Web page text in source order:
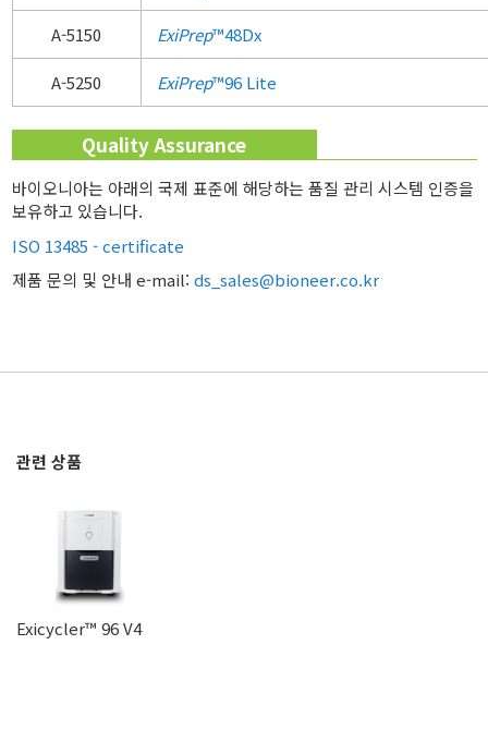
A-5150 ExiPrep™48Dx
A-5250 ExiPrep™96 Lite
Quality Assurance
바이오니아는 아래의 국제 표준에 해당하는 품질 관리 시스템 인증을
보유하고 있습니다.
ISO 13485 - certificate
제품 문의 및 안내 e-mail: ds_sales@bioneer.co.kr
관련 상품
Exicycler™ 96 V4